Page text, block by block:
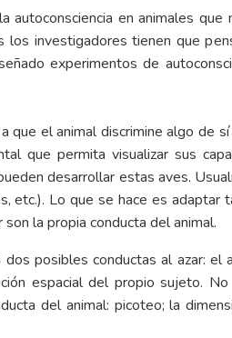
autoconsciencia en animales
los investigadores tienen que
experimentos de
el animal discrimine algo de
que permita visualizar sus
desarrollar estas aves.
etc.). Lo que se hace es
la propia conducta del animal.
posibles conductas al azar:
espacial del propio sujeto.
del animal: picoteo; la